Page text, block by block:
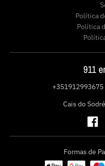
Política
Política
911
+351912993675
Cais do
Formas de